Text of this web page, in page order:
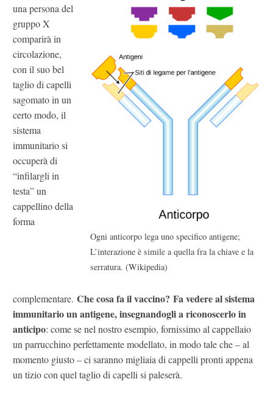
Ogni anticorpo lega uno specifico antigene;
L’interazione è simile a quella fra la chiave e la
serratura. (Wikipedia)
una persona del
gruppo X
comparirà in
circolazione,
con il suo bel
taglio di capelli
sagomato in un
certo modo, il
sistema
immunitario si
occuperà di
“infilargli in
testa” un
cappellino della
forma
complementare. Che cosa fa il vaccino? Fa vedere al sistema
immunitario un antigene, insegnandogli a riconoscerlo in
anticipo: come se nel nostro esempio, fornissimo al cappellaio
un parrucchino perfettamente modellato, in modo tale che – al
momento giusto – ci saranno migliaia di cappelli pronti appena
un tizio con quel taglio di capelli si paleserà.